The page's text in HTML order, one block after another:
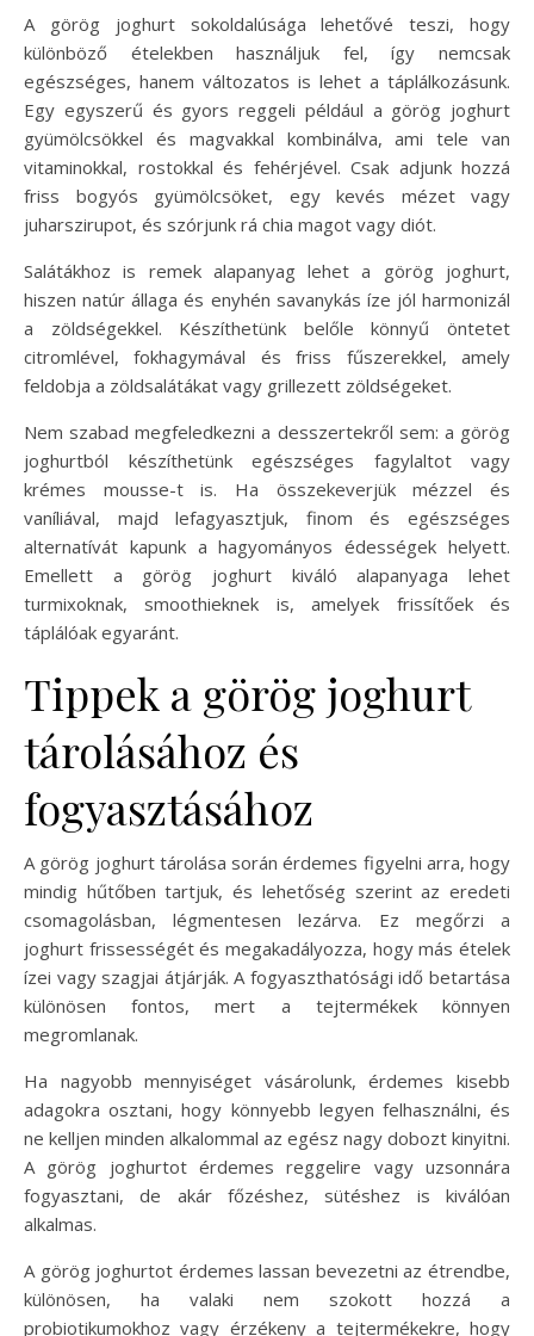
A görög joghurt sokoldalúsága lehetővé teszi, hogy
különböző ételekben használjuk fel, így nemcsak
egészséges, hanem változatos is lehet a táplálkozásunk.
Egy egyszerű és gyors reggeli például a görög joghurt
gyümölcsökkel és magvakkal kombinálva, ami tele van
vitaminokkal, rostokkal és fehérjével. Csak adjunk hozzá
friss bogyós gyümölcsöket, egy kevés mézet vagy
juharszirupot, és szórjunk rá chia magot vagy diót.
Salátákhoz is remek alapanyag lehet a görög joghurt,
hiszen natúr állaga és enyhén savanykás íze jól harmonizál
a zöldségekkel. Készíthetünk belőle könnyű öntetet
citromlével, fokhagymával és friss fűszerekkel, amely
feldobja a zöldsalátákat vagy grillezett zöldségeket.
Nem szabad megfeledkezni a desszertekről sem: a görög
joghurtból készíthetünk egészséges fagylaltot vagy
krémes mousse-t is. Ha összekeverjük mézzel és
vaníliával, majd lefagyasztjuk, finom és egészséges
alternatívát kapunk a hagyományos édességek helyett.
Emellett a görög joghurt kiváló alapanyaga lehet
turmixoknak, smoothieknek is, amelyek frissítőek és
táplálóak egyaránt.
Tippek a görög joghurt
tárolásához és
fogyasztásához
A görög joghurt tárolása során érdemes figyelni arra, hogy
mindig hűtőben tartjuk, és lehetőség szerint az eredeti
csomagolásban, légmentesen lezárva. Ez megőrzi a
joghurt frissességét és megakadályozza, hogy más ételek
ízei vagy szagjai átjárják. A fogyaszthatósági idő betartása
különösen fontos, mert a tejtermékek könnyen
megromlanak.
Ha nagyobb mennyiséget vásárolunk, érdemes kisebb
adagokra osztani, hogy könnyebb legyen felhasználni, és
ne kelljen minden alkalommal az egész nagy dobozt kinyitni.
A görög joghurtot érdemes reggelire vagy uzsonnára
fogyasztani, de akár főzéshez, sütéshez is kiválóan
alkalmas.
A görög joghurtot érdemes lassan bevezetni az étrendbe,
különösen, ha valaki nem szokott hozzá a
probiotikumokhoz vagy érzékeny a tejtermékekre, hogy